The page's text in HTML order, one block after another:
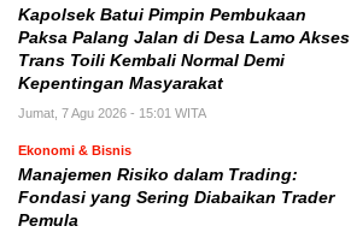
Kapolsek Batui Pimpin Pembukaan
Paksa Palang Jalan di Desa Lamo Akses
Trans Toili Kembali Normal Demi
Kepentingan Masyarakat
Jumat, 7 Agu 2026 - 15:01 WITA
Ekonomi & Bisnis
Manajemen Risiko dalam Trading:
Fondasi yang Sering Diabaikan Trader
Pemula